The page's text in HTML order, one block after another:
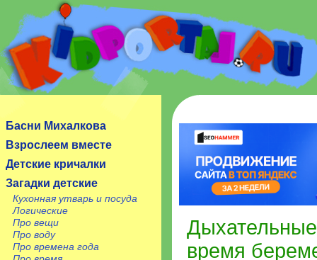
Сайт посвящен детям, их родителям, учителям и
Басни Михалкова
Взрослеем вместе
Детские кричалки
Загадки детские
Кухонная утварь и посуда
Логические
Про вещи
Про воду
Про времена года
время